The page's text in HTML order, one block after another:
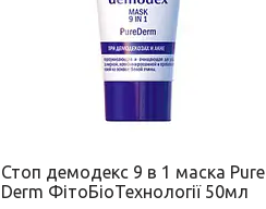
Стоп демодекс 9 в 1 маска Pure
Derm ФітоБіоТехнології 50мл